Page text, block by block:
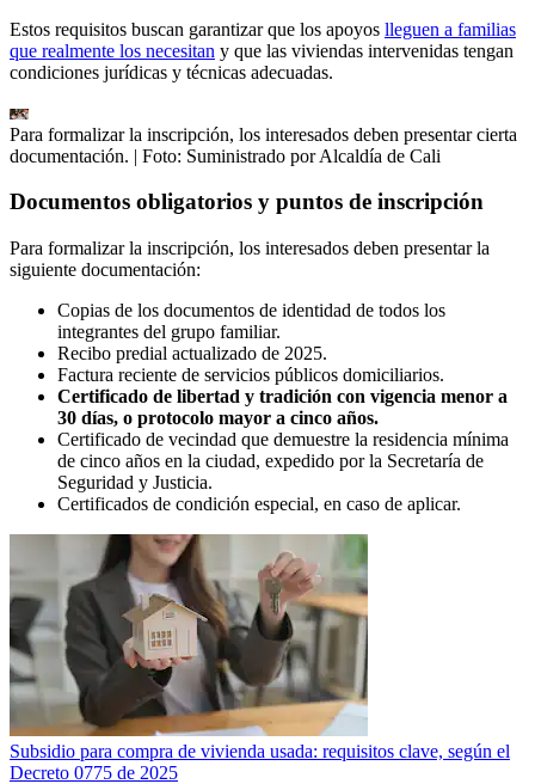
Estos requisitos buscan garantizar que los apoyos lleguen a familias
que realmente los necesitan y que las viviendas intervenidas tengan
condiciones jurídicas y técnicas adecuadas.
Para formalizar la inscripción, los interesados deben presentar cierta
documentación. | Foto: Suministrado por Alcaldía de Cali
Documentos obligatorios y puntos de inscripción
Para formalizar la inscripción, los interesados deben presentar la
siguiente documentación:
Copias de los documentos de identidad de todos los
integrantes del grupo familiar.
Recibo predial actualizado de 2025.
Factura reciente de servicios públicos domiciliarios.
Certificado de libertad y tradición con vigencia menor a
30 días, o protocolo mayor a cinco años.
Certificado de vecindad que demuestre la residencia mínima
de cinco años en la ciudad, expedido por la Secretaría de
Seguridad y Justicia.
Certificados de condición especial, en caso de aplicar.
Subsidio para compra de vivienda usada: requisitos clave, según el
Decreto 0775 de 2025